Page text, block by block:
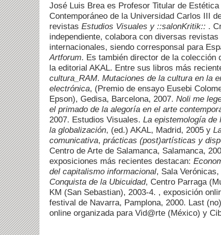
José Luis Brea es Profesor Titular de
Contemporáneo de la Universidad Carlos III
revistas Estudios Visuales y ::salonKritik:: .
independiente, colabora con diversas
internacionales, siendo corresponsal para
Artforum. Es también director de la colección
la editorial AKAL. Entre sus libros más
cultura_RAM. Mutaciones de la cultura en la
electrónica, (Premio de ensayo Eusebi
Epson), Gedisa, Barcelona, 2007. Noli me
el primado de la alegoría en el arte
2007. Estudios Visuales. La epistemología de
la globalización, (ed.) AKAL, Madrid, 2005 y
comunicativa, prácticas (post)artísticas y
Centro de Arte de Salamanca, Salamanca,
exposiciones más recientes destacan:
del capitalismo informacional, Sala
Conquista de la Ubicuidad, Centro Parraga
KM (San Sebastian), 2003-4. , exposición
festival de Navarra, Pamplona, 2000. Last
online organizada para Vid@rte (México) y